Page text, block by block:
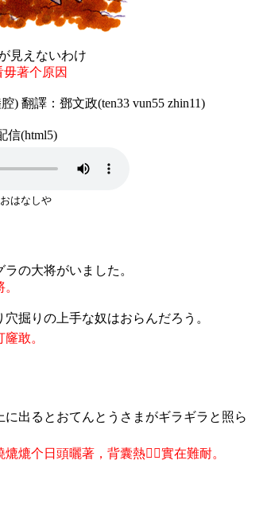
見えないわけ
著个原因
) 翻譯：鄧文政(ten33 vun55 zhin11)
信(html5)
はなしや
ラの大将がいました 。
掘りの上手な奴はおらんだろう。
敢。
出るとおてんとうさまがギラギラと照ら
熝熝个 日頭曬著，背囊熱𤐰𤐰實在難耐。